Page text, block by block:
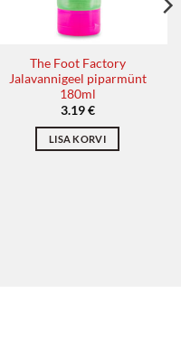
The Foot Factory
Jalavannigeel piparmünt
180ml
3.19€
LISA KORVI